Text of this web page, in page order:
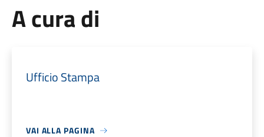
A cura di
Ufficio Stampa
VAI ALLA PAGINA